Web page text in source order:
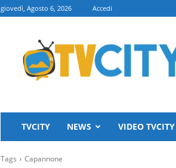
giovedì, Agosto 6, 2026 Accedi
TVCITY
TVCITY NEWS VIDEO TVCITY
Tags Capannone